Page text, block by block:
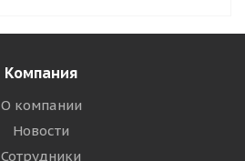
Компания
О компании
Новости
Сотрудники